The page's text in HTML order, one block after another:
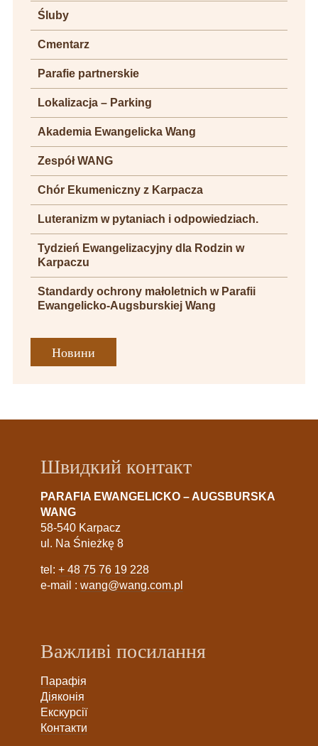
Śluby
Cmentarz
Parafie partnerskie
Lokalizacja – Parking
Akademia Ewangelicka Wang
Zespół WANG
Chór Ekumeniczny z Karpacza
Luteranizm w pytaniach i odpowiedziach.
Tydzień Ewangelizacyjny dla Rodzin w
Karpaczu
Standardy ochrony małoletnich w Parafii
Ewangelicko-Augsburskiej Wang
Новини
Швидкий контакт
PARAFIA EWANGELICKO – AUGSBURSKA
WANG
58-540 Karpacz
ul. Na Śnieżkę 8
tel: + 48 75 76 19 228
e-mail : wang@wang.com.pl
Важливі посилання
Парафія
Діяконія
Екскурсії
Контакти